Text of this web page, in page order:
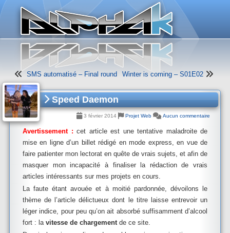
SMS automatisé – Final round Winter is coming – S01E02
Speed Daemon
3 février 2014 Projet Web Aucun commentaire
Avertissement : cet article est une tentative maladroite de
mise en ligne d’un billet rédigé en mode express, en vue de
faire patienter mon lectorat en quête de vrais sujets, et afin de
masquer mon incapacité à finaliser la rédaction de vrais
articles intéressants sur mes projets en cours.
La faute étant avouée et à moitié pardonnée, dévoilons le
thème de l’article délictueux dont le titre laisse entrevoir un
léger indice, pour peu qu’on ait absorbé suffisamment d’alcool
fort : la vitesse de chargementde ce site.